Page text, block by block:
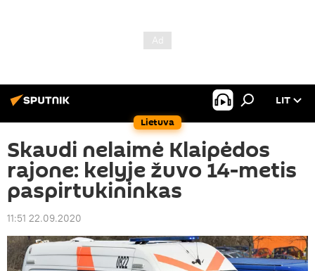
Lietuva
LIT
Skaudi nelaimė Klaipėdos
rajone: kelyje žuvo 14-metis
paspirtukininkas
11:51 22.09.2020